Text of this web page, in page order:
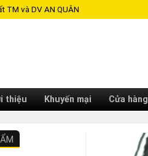
TM và DV AN QUÂN
thiệu Khuyến mại Cửa hàng